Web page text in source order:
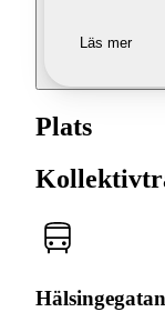
Läs mer
Plats
Hälsingegatan